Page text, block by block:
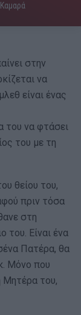
στην
να
είναι ένας
του να φτάσει
του με τη
θείου του,
πριν τόσα
στη
του. Είναι ένα
Πατέρα, θα
Μόνο που
Μητέρα του,